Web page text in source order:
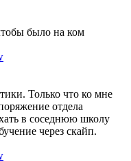
было на ком
Только чтo ко мнe
отдела
в соседнюю школу
чepeз скайп.